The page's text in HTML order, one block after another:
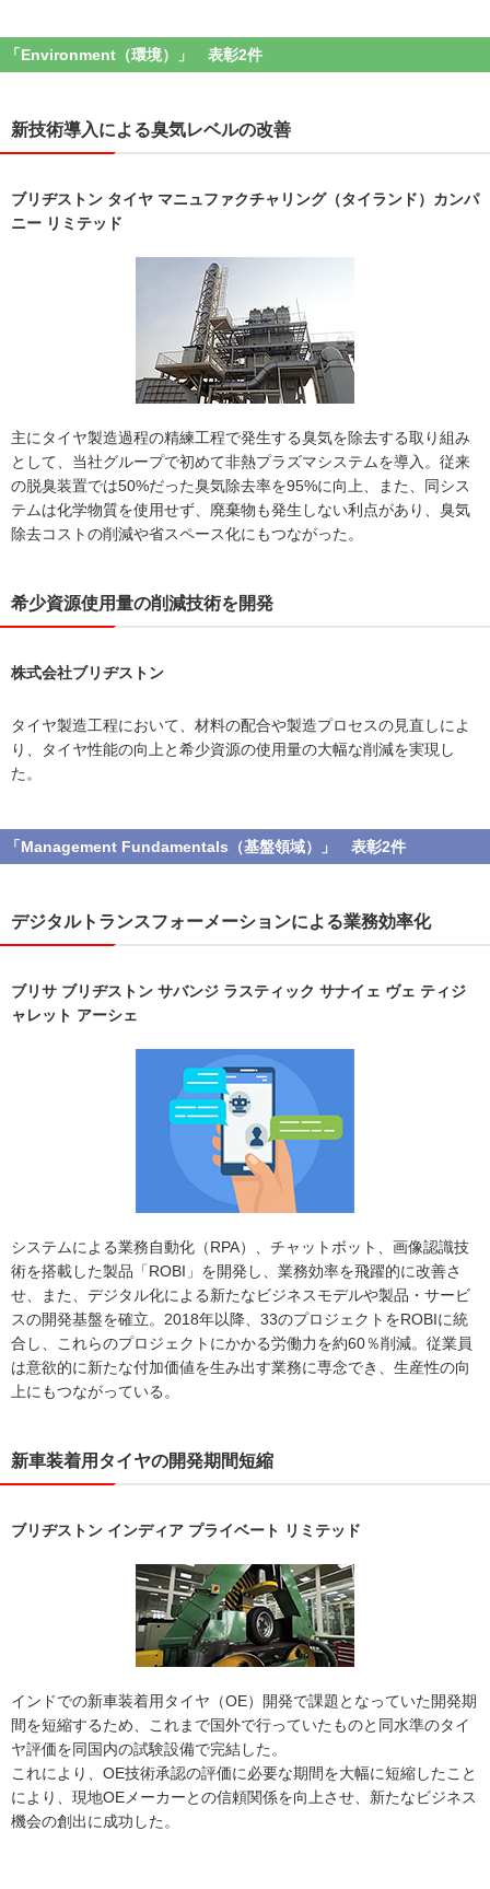
「Environment（環境）」 表彰2件
新技術導入による臭気レベルの改善
ブリヂストン タイヤ マニュファクチャリング（タイランド）カンパ
ニー リミテッド
主にタイヤ製造過程の精練⼯程で発⽣する臭気を除去する取り組み
として、当社グループで初めて⾮熱プラズマシステムを導⼊。従来
の脱臭装置では50%だった臭気除去率を95%に向上、また、同シス
テムは化学物質を使用せず、廃棄物も発生しない利点があり、臭気
除去コストの削減や省スペース化にもつながった。
希少資源使用量の削減技術を開発
株式会社ブリヂストン
タイヤ製造⼯程において、材料の配合や製造プロセスの見直しによ
り、タイヤ性能の向上と希少資源の使用量の大幅な削減を実現し
た。
「Management Fundamentals（基盤領域）」 表彰2件
デジタルトランスフォーメーションによる業務効率化
ブリサ ブリヂストン サバンジ ラスティック サナイェ ヴェ ティジ
ャレット アーシェ
システムによる業務自動化（RPA）、チャットボット、画像認識技
術を搭載した製品「ROBI」を開発し、業務効率を飛躍的に改善さ
せ、また、デジタル化による新たなビジネスモデルや製品・サービ
スの開発基盤を確立。2018年以降、33のプロジェクトをROBIに統
合し、これらのプロジェクトにかかる労働⼒を約60％削減。従業員
は意欲的に新たな付加価値を生み出す業務に専念でき、生産性の向
上にもつながっている。
新車装着用タイヤの開発期間短縮
ブリヂストン インディア プライベート リミテッド
インドでの新車装着用タイヤ（OE）開発で課題となっていた開発期
間を短縮するため、これまで国外で行っていたものと同水準のタイ
ヤ評価を同国内の試験設備で完結した。
これにより、OE技術承認の評価に必要な期間を大幅に短縮したこと
により、現地OEメーカーとの信頼関係を向上させ、新たなビジネス
機会の創出に成功した。